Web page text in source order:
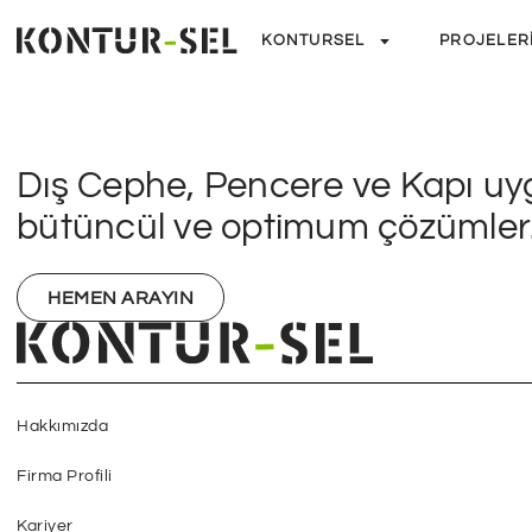
KONTURSEL
Dış Cephe, Pencere ve Kapı
bütüncül ve optimum
HEMEN ARAYIN
Hakkımızda
Firma Profili
Kariyer